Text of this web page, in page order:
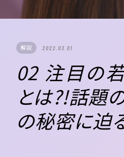
解説 2022.03.01
02 注目の
とは?!話題
の秘密に迫